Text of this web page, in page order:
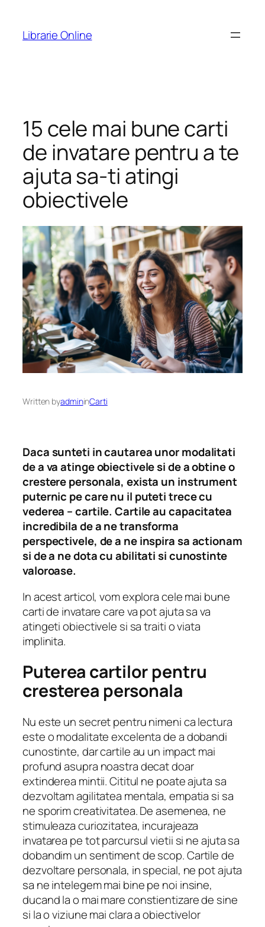
content
Librarie Online
15 cele mai bune carti
de invatare pentru a te
ajuta sa-ti atingi
obiectivele
Written byadmininCarti
Daca sunteti in cautarea unor modalitati
de a va atinge obiectivele si de a obtine o
crestere personala, exista un instrument
puternic pe care nu il puteti trece cu
vederea – cartile. Cartile au capacitatea
incredibila de a ne transforma
perspectivele, de a ne inspira sa actionam
si de a ne dota cu abilitati si cunostinte
valoroase.
In acest articol, vom explora cele mai bune
carti de invatare care va pot ajuta sa va
atingeti obiectivele si sa traiti o viata
implinita.
Puterea cartilor pentru
cresterea personala
Nu este un secret pentru nimeni ca lectura
este o modalitate excelenta de a dobandi
cunostinte, dar cartile au un impact mai
profund asupra noastra decat doar
extinderea mintii. Cititul ne poate ajuta sa
dezvoltam agilitatea mentala, empatia si sa
ne sporim creativitatea. De asemenea, ne
stimuleaza curiozitatea, incurajeaza
invatarea pe tot parcursul vietii si ne ajuta sa
dobandim un sentiment de scop. Cartile de
dezvoltare personala, in special, ne pot ajuta
sa ne intelegem mai bine pe noi insine,
ducand la o mai mare constientizare de sine
si la o viziune mai clara a obiectivelor